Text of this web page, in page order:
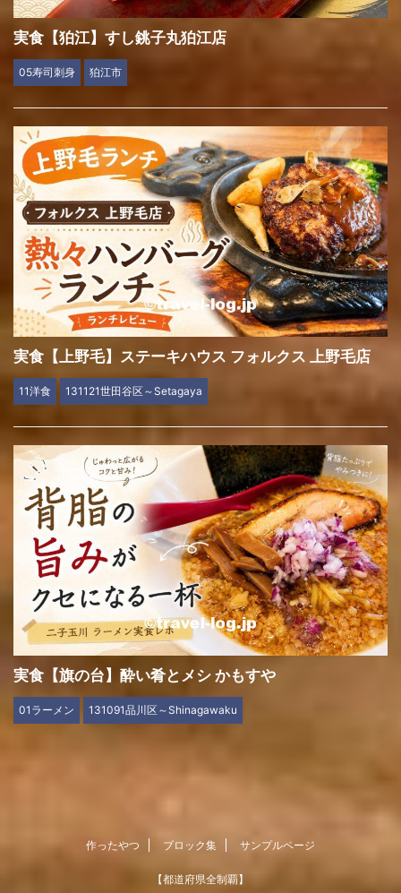
実食【狛江】すし銚子丸狛江店
05寿司刺身 狛江市
実食【上野毛】ステーキハウス フォルクス 上野毛店
11洋食 131121世田谷区～Setagaya
実食【旗の台】酔い肴とメシ かもすや
01ラーメン 131091品川区～Shinagawaku
作ったやつ ブロック集 サンプルページ
【都道府県全制覇】